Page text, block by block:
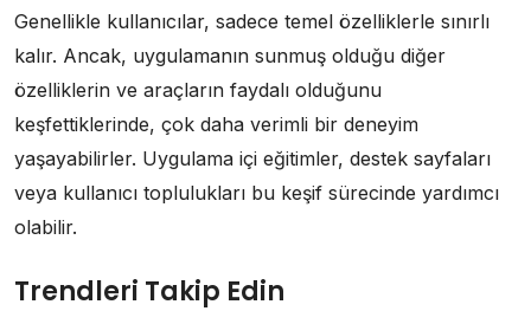
Genellikle kullanıcılar, sadece temel özelliklerle sınırlı
kalır. Ancak, uygulamanın sunmuş olduğu diğer
özelliklerin ve araçların faydalı olduğunu
keşfettiklerinde, çok daha verimli bir deneyim
yaşayabilirler. Uygulama içi eğitimler, destek sayfaları
veya kullanıcı toplulukları bu keşif sürecinde yardımcı
olabilir.
Trendleri Takip Edin